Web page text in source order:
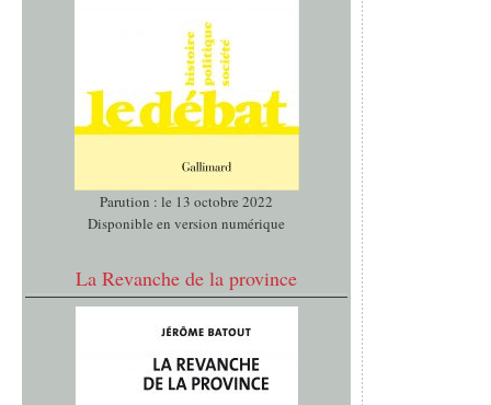
Parution : le 13 octobre 2022
Disponible en version numérique
La Revanche de la province